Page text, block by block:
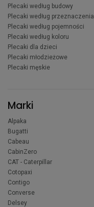
Plecaki według budowy
Plecaki według przeznaczenia
Plecaki według pojemności
Plecaki według koloru
Plecaki dla dzieci
Plecaki młodzieżowe
Plecaki męskie
Marki
Alpaka
Bugatti
Cabeau
CabinZero
CAT - Caterpillar
Cotopaxi
Contigo
Converse
Delsey